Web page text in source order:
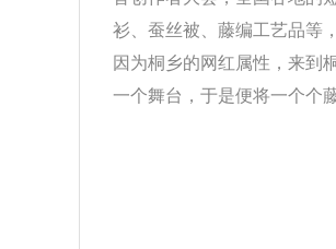
衫、蚕丝被、藤编工艺品等
因为桐乡的网红属性，来到
一个舞台，于是便将一个个